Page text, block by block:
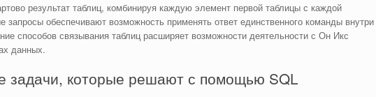
результат таблиц, комбинируя каждую элемент первой таблицы с каждой
обеспечивают возможность применять ответ единственного команды внутри
способов связывания таблиц расширяет возможности деятельности с Он Икс
данных.
задачи, которые решают с помощью SQL